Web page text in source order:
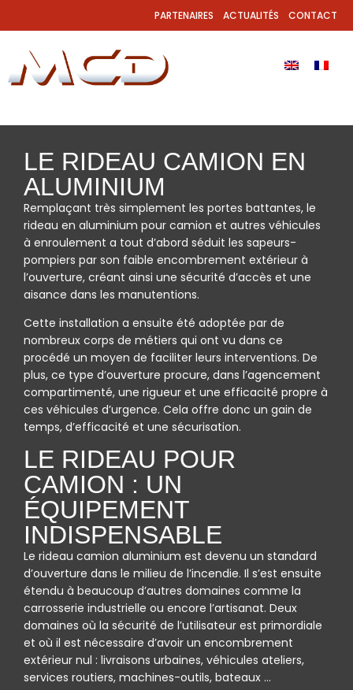
PARTENAIRES ACTUALITÉS CONTACT
LE RIDEAU CAMION EN
ALUMINIUM
Remplaçant très simplement les portes battantes, le
rideau en aluminium pour camion et autres véhicules
à enroulement a tout d’abord séduit les sapeurs-
pompiers par son faible encombrement extérieur à
l’ouverture, créant ainsi une sécurité d’accès et une
aisance dans les manutentions.
Cette installation a ensuite été adoptée par de
nombreux corps de métiers qui ont vu dans ce
procédé un moyen de faciliter leurs interventions. De
plus, ce type d’ouverture procure, dans l’agencement
compartimenté, une rigueur et une efficacité propre à
ces véhicules d’urgence. Cela offre donc un gain de
temps, d’efficacité et une sécurisation.
LE RIDEAU POUR
CAMION : UN
ÉQUIPEMENT
INDISPENSABLE
Le rideau camion aluminium est devenu un standard
d’ouverture dans le milieu de l’incendie. Il s’est ensuite
étendu à beaucoup d’autres domaines comme la
carrosserie industrielle ou encore l’artisanat. Deux
domaines où la sécurité de l’utilisateur est primordiale
et où il est nécessaire d’avoir un encombrement
extérieur nul : livraisons urbaines, véhicules ateliers,
services routiers, machines-outils, bateaux …